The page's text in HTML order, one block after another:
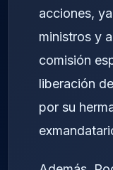
acciones,
ministros y
comisión
liberación
por su